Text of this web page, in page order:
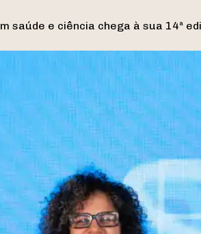
saúde e ciência chega à sua 14ª